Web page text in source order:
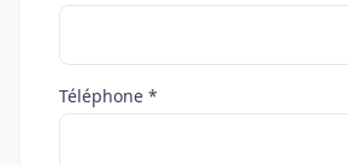
Téléphone *